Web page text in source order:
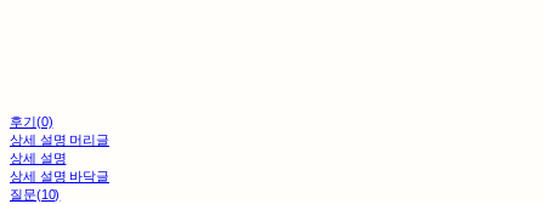
후기(0)
상세 설명 머리글
상세 설명
상세 설명 바닥글
질문(10)